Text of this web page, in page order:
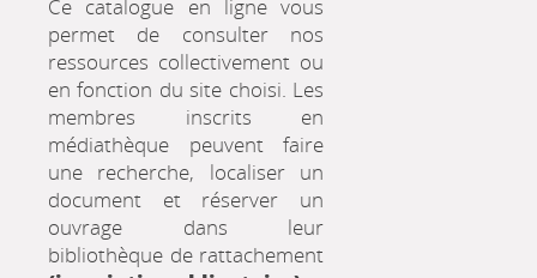
Ce catalogue en ligne vous
permet de consulter nos
ressources collectivement ou
en fonction du site choisi. Les
membres inscrits en
médiathèque peuvent faire
une recherche, localiser un
document et réserver un
ouvrage dans leur
bibliothèque de rattachement